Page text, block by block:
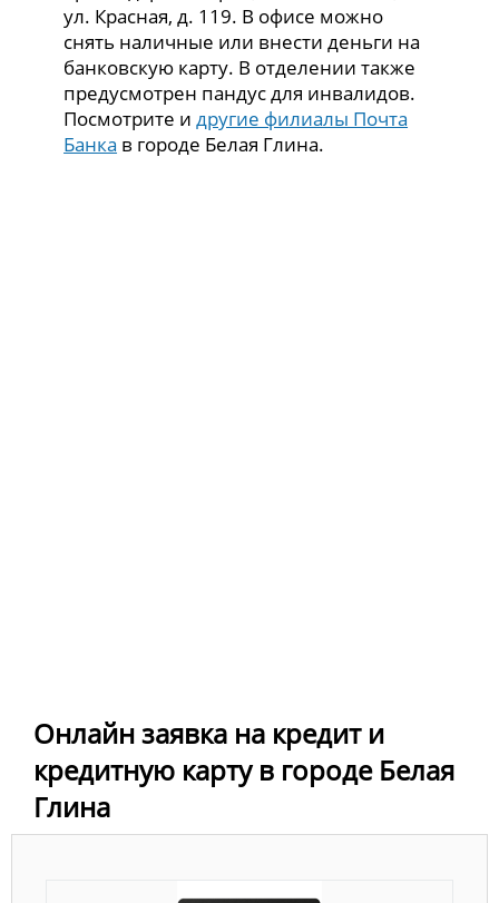
ул. Красная, д. 119. В офисе можно
снять наличные или внести деньги на
банковскую карту. В отделении также
предусмотрен пандус для инвалидов.
Посмотрите идругие филиалы Почта
Банка в городе Белая Глина.
Онлайн заявка на кредит и
кредитную карту в городе Белая
Глина